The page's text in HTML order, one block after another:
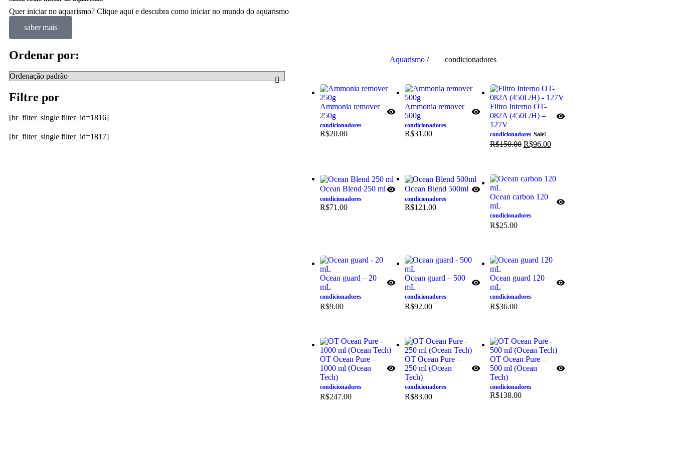
Quer iniciar no aquarismo? Clique aqui e descubra como iniciar no mundo do aquarismo
saber mais
Ordenar por:
Filtre por
[br_filter_single filter_id=1816]
[br_filter_single filter_id=1817]
Aquarismo/ condicionadores
Ammonia remover
250g
condicionadores
R$20.00
Ammonia remover
500g
condicionadores
R$31.00
Filtro Interno OT-
082A (450L/H) –
127V
condicionadores Sale!
R$150.00 R$96.00
Ocean Blend 250 ml
condicionadores
R$71.00
Ocean Blend 500ml
condicionadores
R$121.00
Ocean carbon 120
mL
condicionadores
R$25.00
Ocean guard – 20
mL
condicionadores
R$9.00
Ocean guard – 500
mL
condicionadores
R$92.00
Ocean guard 120
mL
condicionadores
R$36.00
OT Ocean Pure –
1000 ml (Ocean
Tech)
condicionadores
R$247.00
OT Ocean Pure –
250 ml (Ocean
Tech)
condicionadores
R$83.00
OT Ocean Pure –
500 ml (Ocean
Tech)
condicionadores
R$138.00